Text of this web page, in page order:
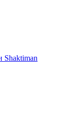
Shaktiman